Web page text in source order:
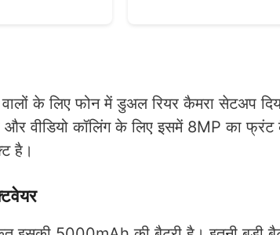
के लिए फोन में डुअल रियर कैमरा सेटअप
वीडियो कॉलिंग के लिए इसमें 8MP का
है।